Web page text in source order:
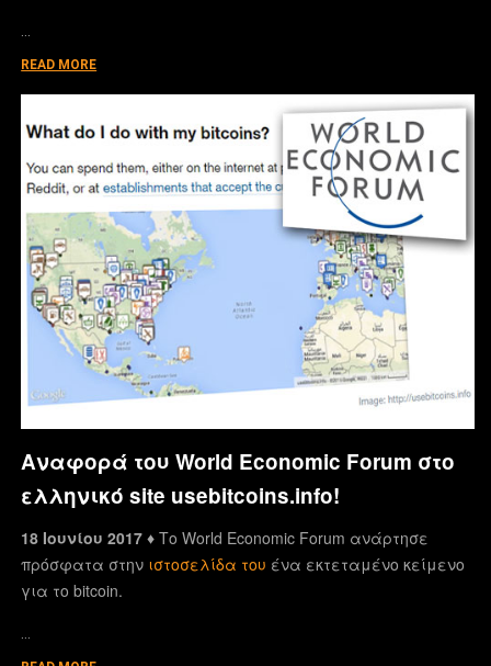
READ MORE
Αναφορά του World Economic Forum στο
ελληνικό site usebitcoins.info!
18 Ιουνίου 2017 ♦Το World Economic Forum ανάρτησε
πρόσφατα στην ιστοσελίδα του ένα εκτεταμένο κείμενο
για το bitcoin.